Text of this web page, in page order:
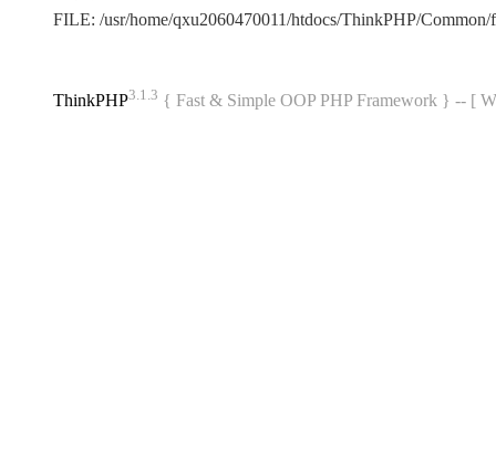
FILE: /usr/home/qxu2060470011/htdocs/ThinkPHP/
ThinkPHP3.1.3 { Fast & Simple OOP PHP Framework } -- [